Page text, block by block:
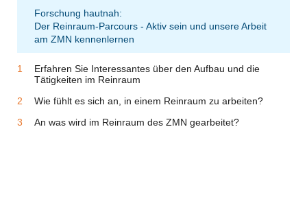
Forschung hautnah:
Der Reinraum-Parcours - Aktiv sein und unsere Arbeit
am ZMN kennenlernen
Erfahren Sie Interessantes über den Aufbau und die
Tätigkeiten im Reinraum
Wie fühlt es sich an, in einem Reinraum zu arbeiten?
An was wird im Reinraum des ZMN gearbeitet?